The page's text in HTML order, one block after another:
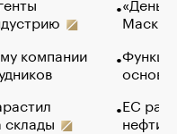
компании
склады
Маск в
основ
ЕС
нефти